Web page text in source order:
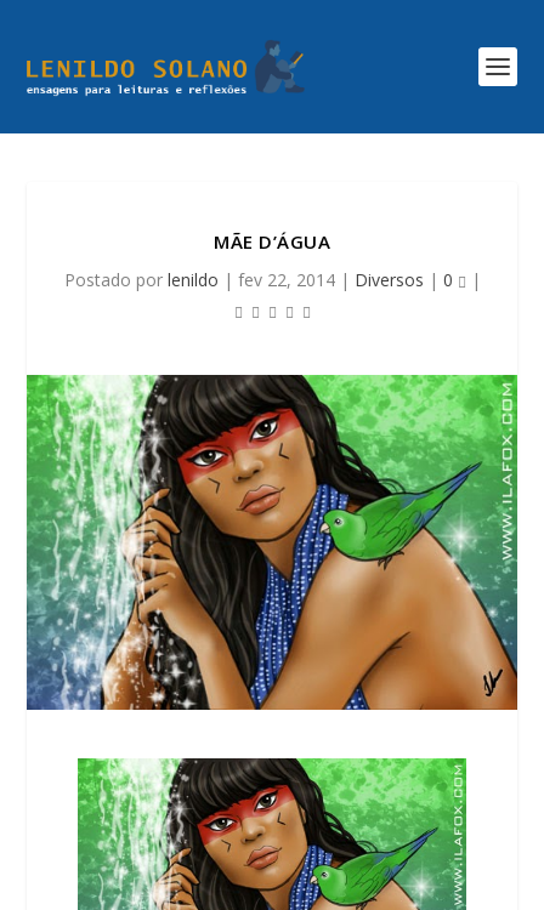
MÃE D’ÁGUA
Postado por lenildo | fev 22, 2014| Diversos | 0 |